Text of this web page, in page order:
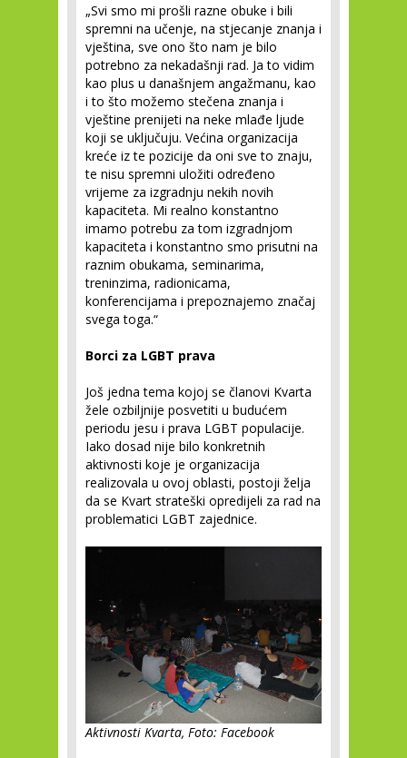
„Svi smo mi prošli razne obuke i bili
spremni na učenje, na stjecanje znanja i
vještina, sve ono što nam je bilo
potrebno za nekadašnji rad. Ja to vidim
kao plus u današnjem angažmanu, kao
i to što možemo stečena znanja i
vještine prenijeti na neke mlađe ljude
koji se uključuju. Većina organizacija
kreće iz te pozicije da oni sve to znaju,
te nisu spremni uložiti određeno
vrijeme za izgradnju nekih novih
kapaciteta. Mi realno konstantno
imamo potrebu za tom izgradnjom
kapaciteta i konstantno smo prisutni na
raznim obukama, seminarima,
treninzima, radionicama,
konferencijama i prepoznajemo značaj
svega toga.“
Borci za LGBT prava
Još jedna tema kojoj se članovi Kvarta
žele ozbiljnije posvetiti u budućem
periodu jesu i prava LGBT populacije.
Iako dosad nije bilo konkretnih
aktivnosti koje je organizacija
realizovala u ovoj oblasti, postoji želja
da se Kvart strateški opredijeli za rad na
problematici LGBT zajednice.
Aktivnosti Kvarta, Foto: Facebook